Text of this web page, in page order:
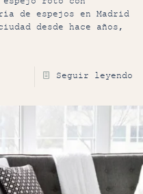
de espejos en Madrid
desde hace años,
Seguir leyendo